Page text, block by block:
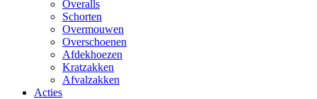
Overalls
Schorten
Overmouwen
Overschoenen
Afdekhoezen
Kratzakken
Afvalzakken
Acties